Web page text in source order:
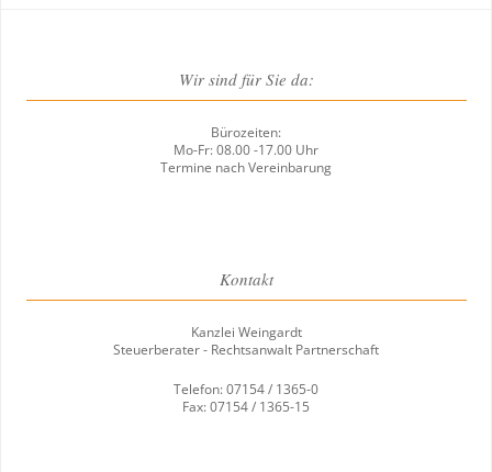
Wir sind für Sie da:
Bürozeiten:
Mo-Fr: 08.00 -17.00 Uhr
Termine nach Vereinbarung
Kontakt
Kanzlei Weingardt
Steuerberater - Rechtsanwalt Partnerschaft
Telefon: 07154 / 1365-0
Fax: 07154 / 1365-15